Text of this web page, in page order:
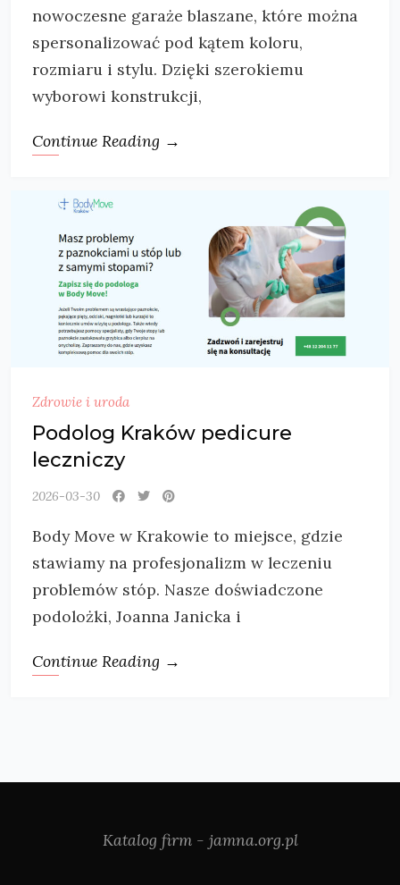
nowoczesne garaże blaszane, które można
spersonalizować pod kątem koloru,
rozmiaru i stylu. Dzięki szerokiemu
wyborowi konstrukcji,
Continue Reading →
Zdrowie i uroda
Podolog Kraków pedicure
leczniczy
2026-03-30
Body Move w Krakowie to miejsce, gdzie
stawiamy na profesjonalizm w leczeniu
problemów stóp. Nasze doświadczone
podolożki, Joanna Janicka i
Continue Reading →
Katalog firm - jamna.org.pl